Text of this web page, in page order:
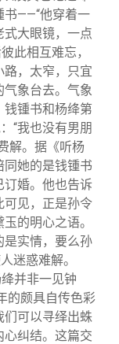
书——“他穿着一
大眼镜，一点
此相互难忘，
，太窄，只宜
象台去。气象
锺书和杨绛第
“我也没有男朋
解。据《听杨
她的是钱锺书
订婚。他也告诉
可见，正是孙令
的明心之语。
是实情，要么孙
迷惑难解。
并非一见钟
的颇具自传色彩
们可以寻绎出蛛
纠结。这篇交